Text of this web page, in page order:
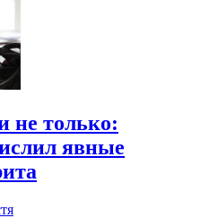
не только:
явные